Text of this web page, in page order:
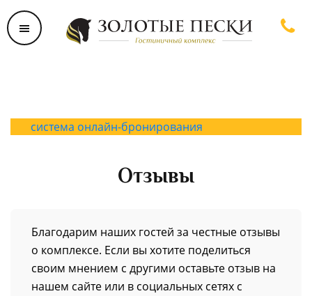
система онлайн-бронирования
Отзывы
Благодарим наших гостей за честные отзывы
о комплексе. Если вы хотите поделиться
своим мнением с другими оставьте отзыв на
нашем сайте или в социальных сетях с